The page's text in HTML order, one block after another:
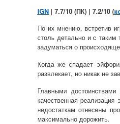
IGN | 7.7/10 (ПК) | 7.2/10 (
По их мнению, встретив
столь детально и с
задуматься о
Когда же спадает
развлекает, но никак не
Главными достоинствами
качественная
недостаткам отнесены
максимально дорожить.